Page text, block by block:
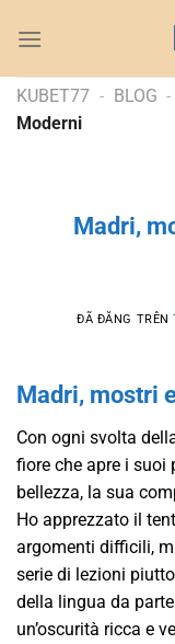
đến
dungKUBET77 - BLOG -
Moderni
Madri,
ĐÃ ĐĂNG TRÊN
Madri, mostri
Con ogni svolta
fiore che apre i
bellezza, la sua
Ho apprezzato il
argomenti difficili,
serie di lezioni
della lingua da
un’oscurità ricca e